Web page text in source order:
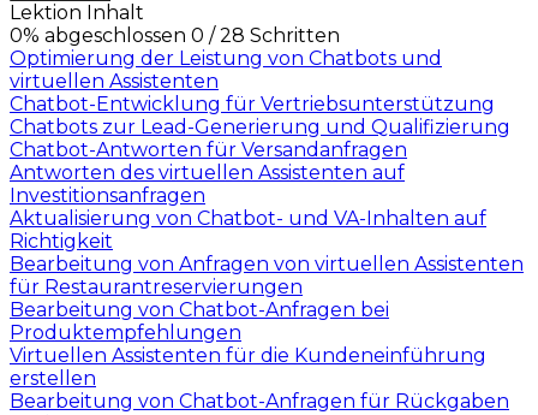
Lektion Inhalt
0% abgeschlossen 0 / 28 Schritten
Optimierung der Leistung von Chatbots und
virtuellen Assistenten
Chatbot-Entwicklung für Vertriebsunterstützung
Chatbots zur Lead-Generierung und Qualifizierung
Chatbot-Antworten für Versandanfragen
Antworten des virtuellen Assistenten auf
Investitionsanfragen
Aktualisierung von Chatbot- und VA-Inhalten auf
Richtigkeit
Bearbeitung von Anfragen von virtuellen Assistenten
für Restaurantreservierungen
Bearbeitung von Chatbot-Anfragen bei
Produktempfehlungen
Virtuellen Assistenten für die Kundeneinführung
erstellen
Bearbeitung von Chatbot-Anfragen für Rückgaben